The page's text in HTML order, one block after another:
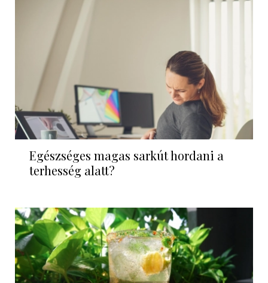
Egészséges magas sarkút hordani a
terhesség alatt?